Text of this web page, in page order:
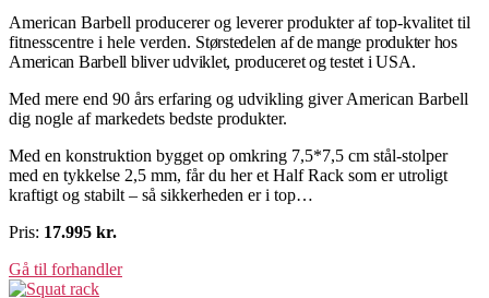
American Barbell producerer og leverer produkter af top-kvalitet til
fitnesscentre i hele verden. Størstedelen af de mange produkter hos
American Barbell bliver udviklet, produceret og testet i USA.
Med mere end 90 års erfaring og udvikling giver American Barbell
dig nogle af markedets bedste produkter.
Med en konstruktion bygget op omkring 7,5*7,5 cm stål-stolper
med en tykkelse 2,5 mm, får du her et Half Rack som er utroligt
kraftigt og stabilt – så sikkerheden er i top…
Pris: 17.995 kr.
Gå til forhandler